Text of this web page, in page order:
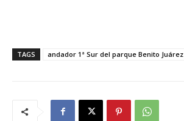
TAGS andador 1ª Sur del parque Benito Juárez